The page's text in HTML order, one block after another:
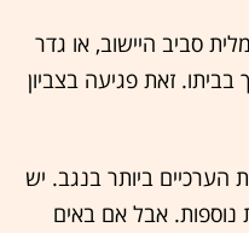
סביב היישוב, או גדר
זאת פגיעה בצביון
ביותר בנגב. יש
נוספות. אבל אם באים